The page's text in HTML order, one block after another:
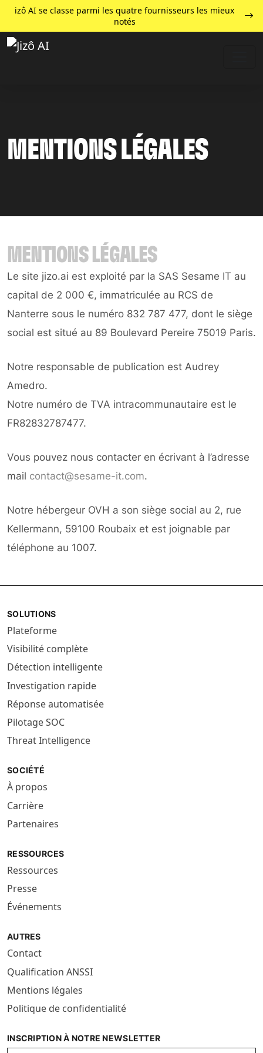
izô AI se classe parmi les quatre fournisseurs les mieux
notés
MENTIONS LÉGALES
MENTIONS LÉGALES
Le site jizo.ai est exploité par la SAS Sesame IT au
capital de 2 000 €, immatriculée au RCS de
Nanterre sous le numéro 832 787 477, dont le siège
social est situé au 89 Boulevard Pereire 75019 Paris.
Notre responsable de publication est Audrey
Amedro.
Notre numéro de TVA intracommunautaire est le
FR82832787477.
Vous pouvez nous contacter en écrivant à l’adresse
mail contact@sesame-it.com.
Notre hébergeur OVH a son siège social au 2, rue
Kellermann, 59100 Roubaix et est joignable par
téléphone au 1007.
SOLUTIONS
Plateforme
Visibilité complète
Détection intelligente
Investigation rapide
Réponse automatisée
Pilotage SOC
Threat Intelligence
SOCIÉTÉ
À propos
Carrière
Partenaires
RESSOURCES
Ressources
Presse
Événements
AUTRES
Contact
Qualification ANSSI
Mentions légales
Politique de confidentialité
INSCRIPTION À NOTRE NEWSLETTER